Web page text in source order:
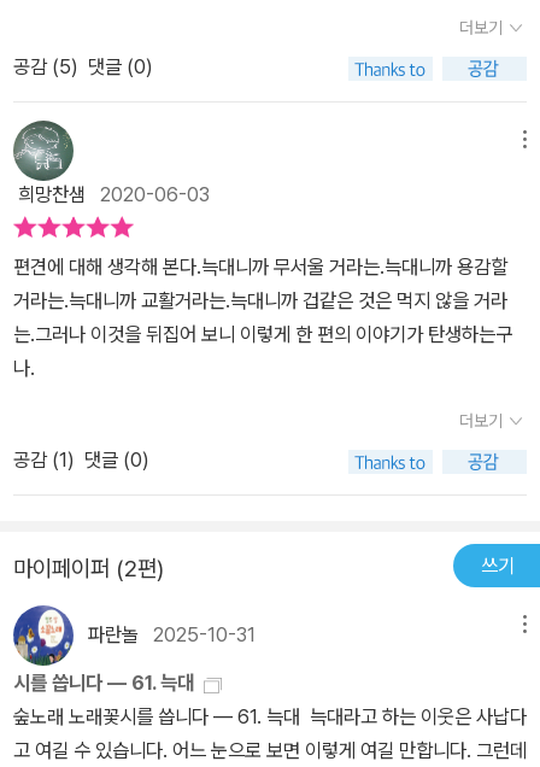
까요그러면 늑대도 그렇게 무서워서 벌벌떨지는 않았겠지요동물친구
들이 이제라도 알아서 다행입니다,,
무서워하지 않는 소녀.그리고 그 소녀로 인해 가루가루도 조금씩 어
둠을 극복하게 되고 또 숲 속에 동물들도 늑대 등에 있는 소녀을 보면
서 더 이상 늑대를 피하지 않게 됩니다.재미있으면서도 무서운 것에
대해 아이와 생각하고 이야기할 수 있게 하네요.더 이상 피하지 말고
극복할 수 있는 방법을 찾아보는 것. 정말 중요한 것 같습니다. 요즘
거꾸로 쓰는 이야기나 다시 쓰는 동화가 많이 나옵니다. 여기 나온 늑
대 역시 무서운 늑대가 아닌 겁 많은 늑대이기에 사납고 포악하고 교
활한 '늑대' 라는 고정관념에서 벗어나는 늑대이지요.무서움에 대한
이야기 뿐 아니라 사물을 다양하게 보는 관점 역시 이 책을 통해 함께
아이랑 이야기할 수 있기에 좋은 책. 역시 책은 마음의 양식입니다.
더보기
공감 (5) 댓글 (0)
희망찬샘 2020-06-03
편견에 대해 생각해 본다.늑대니까 무서울 거라는.늑대니까 용감할
거라는.늑대니까 교활거라는.늑대니까 겁같은 것은 먹지 않을 거라
는.그러나 이것을 뒤집어 보니 이렇게 한 편의 이야기가 탄생하는구
나.
더보기
공감 (1) 댓글 (0)
마이페이퍼 (2편) 쓰기
파란놀 2025-10-31
시를 씁니다 ― 61. 늑대
숲노래 노래꽃시를 씁니다 ― 61. 늑대 늑대라고 하는 이웃은 사납다
고 여길 수 있습니다. 어느 눈으로 보면 이렇게 여길 만합니다. 그런데